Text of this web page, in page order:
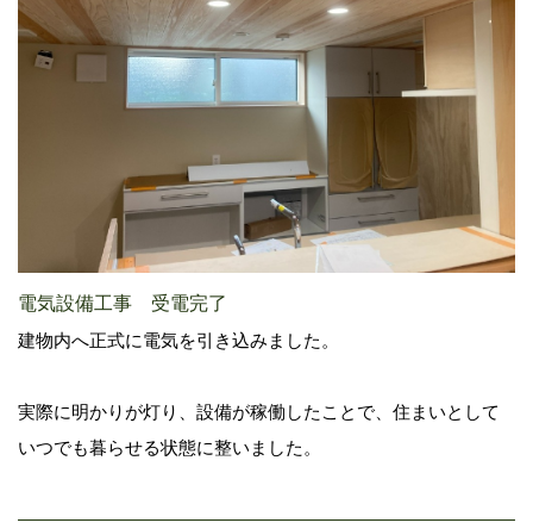
電気設備工事 受電完了
建物内へ正式に電気を引き込みました。
実際に明かりが灯り、設備が稼働したことで、住まいとして
いつでも暮らせる状態に整いました。